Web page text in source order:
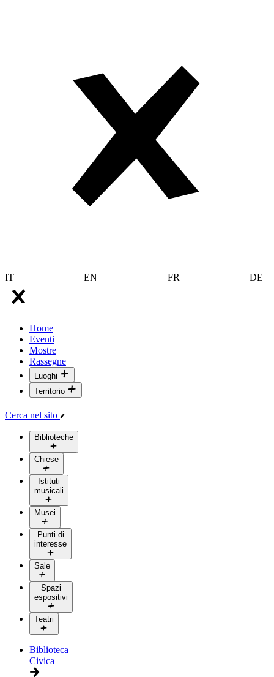
IT EN FR DE
Home
Eventi
Mostre
Rassegne
Luoghi
Territorio
Cerca nel sito
Biblioteche
Chiese
Istituti
musicali
Musei
Punti di
interesse
Sale
Spazi
espositivi
Teatri
Biblioteca
Civica